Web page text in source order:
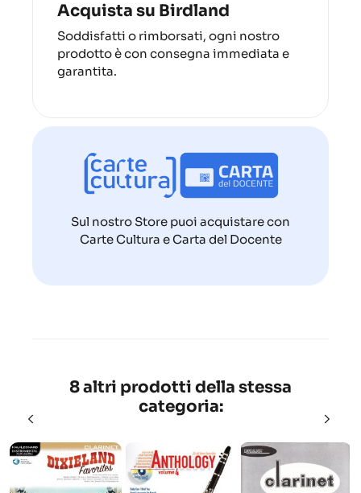
Acquista su Birdland
Soddisfatti o rimborsati, ogni nostro
prodotto è con consegna immediata e
garantita.
Sul nostro Store puoi acquistare con
Carte Cultura e Carta del Docente
8 altri prodotti della stessa
categoria: